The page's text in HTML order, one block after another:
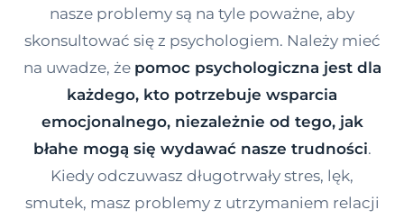
Dawka wiedzy
Kontakt
Dołącz do portalu
nasze problemy są na tyle poważne, aby
skonsultować się z psychologiem. Należy mieć
na uwadze, że pomoc psychologiczna jest dla
każdego, kto potrzebuje wsparcia
emocjonalnego, niezależnie od tego, jak
błahe mogą się wydawać nasze trudności.
Kiedy odczuwasz długotrwały stres, lęk,
smutek, masz problemy z utrzymaniem relacji